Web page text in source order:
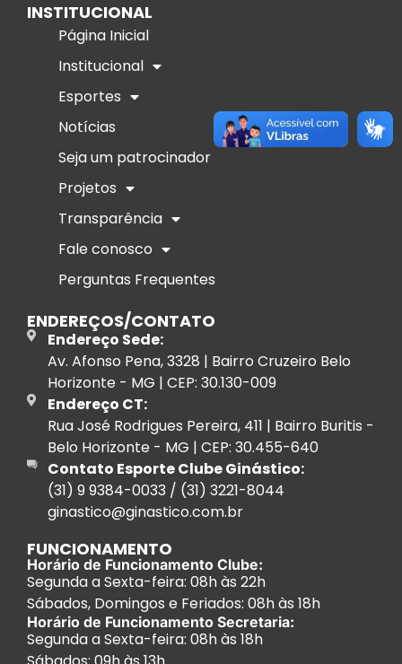
INSTITUCIONAL
Página Inicial
Institucional
Esportes
Notícias
Seja um patrocinador
Projetos
Transparência
Fale conosco
Perguntas Frequentes
ENDEREÇOS/CONTATO
Endereço Sede:
Av. Afonso Pena, 3328 | Bairro Cruzeiro Belo
Horizonte - MG | CEP: 30.130-009
Endereço CT:
Rua José Rodrigues Pereira, 411 | Bairro Buritis -
Belo Horizonte - MG | CEP: 30.455-640
Contato Esporte Clube Ginástico:
(31) 9 9384-0033 / (31) 3221-8044
ginastico@ginastico.com.br
FUNCIONAMENTO
Horário de Funcionamento Clube:
Segunda a Sexta-feira: 08h às 22h
Sábados, Domingos e Feriados: 08h às 18h
Horário de Funcionamento Secretaria:
Segunda a Sexta-feira: 08h às 18h